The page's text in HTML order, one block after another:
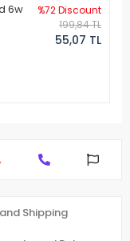
6w
%72 Discount
199,84 TL
55,07 TL
Shipping